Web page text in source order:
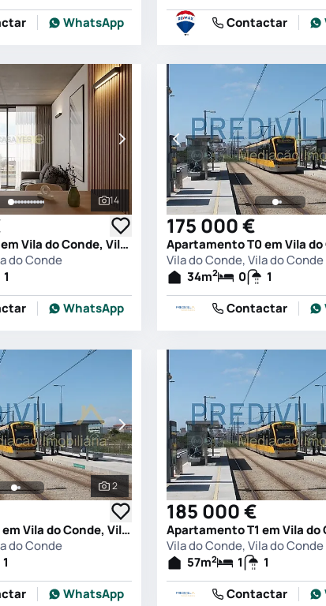
WhatsApp
Contactar
Ver todas as fotografias
14
Apartamento T1 em Vila do Conde, Vila do Conde
do Conde
1
WhatsApp
175 000 €
Vila do Conde, Vila do Conde
34m2 0
1
Contactar
Ver todas as fotografias
2
Apartamento T2 em Vila do Conde, Vila do Conde
do Conde
1
WhatsApp
185 000 €
Vila do Conde, Vila do Conde
57m2 1
1
Contactar